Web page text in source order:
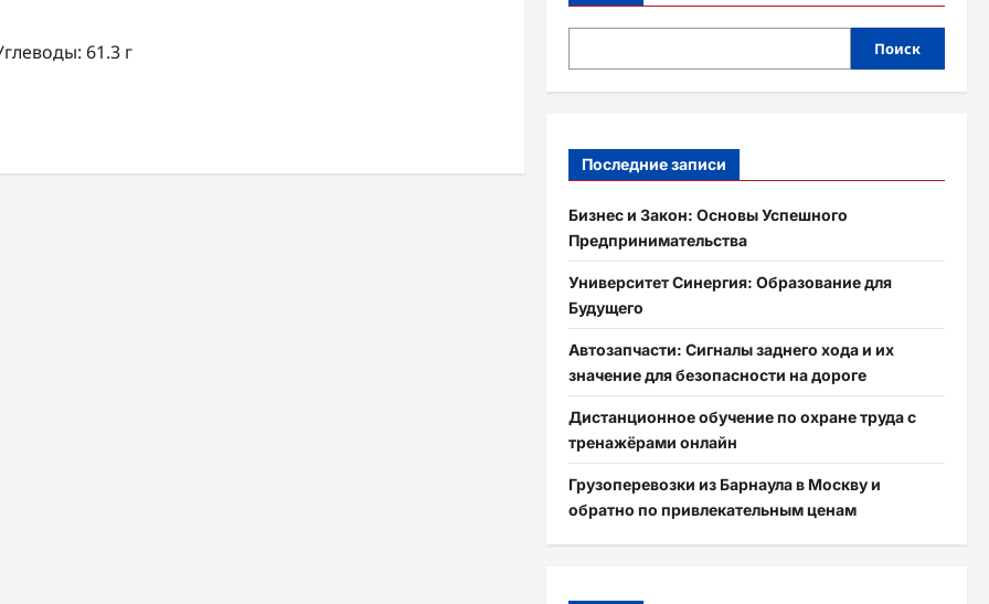
61.3 г Поиск
Последние записи
Бизнес и Закон: Основы Успешного
Предпринимательства
Университет Синергия: Образование для
Будущего
Автозапчасти: Сигналы заднего хода и их
значение для безопасности на дороге
Дистанционное обучение по охране труда с
тренажёрами онлайн
Грузоперевозки из Барнаула в Москву и
обратно по привлекательным ценам